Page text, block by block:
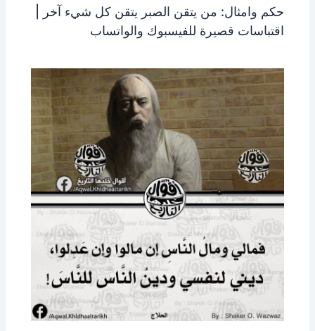
حكم وامثال: من يتقن الصبر يتقن كل شيء آخر |
اقتباسات قصيرة للفيسبوك والواتساب